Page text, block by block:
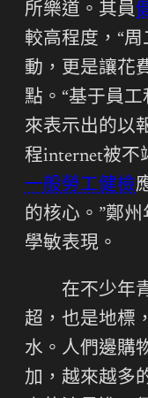
所樂道。其員
較高程度，“周
動，更是讓花
點。“基于員
來表示出的以
程internet被不
一般勞工健檢
的核心。”鄭
學敏表現。
在不少年
超，也是地標
水。人們邊購
加，越來越多